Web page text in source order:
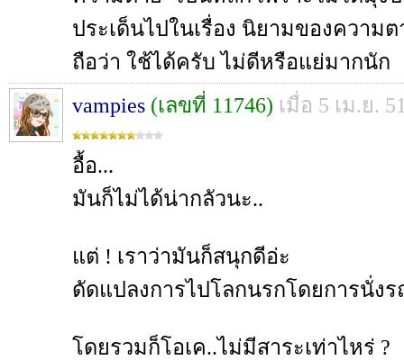
ประเด็นไปในเรื่อง นิยามของความ
ถือว่า ใช้ได้ครับ ไม่ดีหรือแย่มากนัก
vampies (เลขที่ 11746) เมื่อ 5 เม.ย.
อื้อ...
มันก็ไม่ได้น่ากลัวนะ..
แต่ ! เราว่ามันก็สนุกดีอ่ะ
ดัดแปลงการไปโลกนรกโดยการนั่งร
โดยรวมก็โอเค..ไม่มีสาระเท่าไหร่ ?